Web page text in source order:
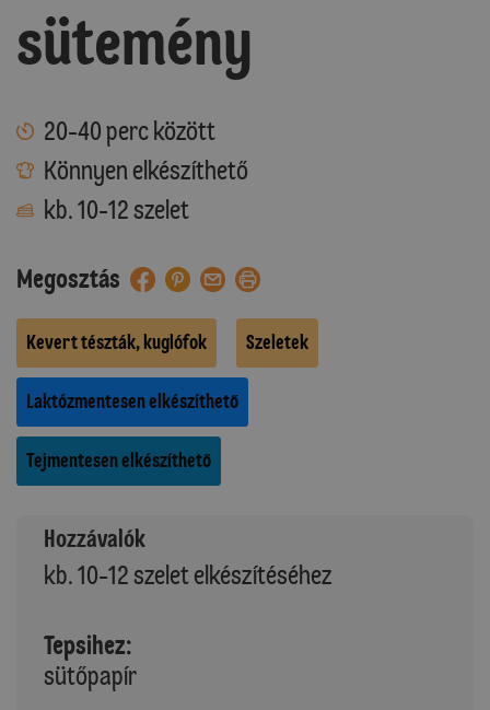
sütemény
20-40 perc között
Könnyen elkészíthető
kb. 10-12 szelet
Megosztás
Kevert tészták, kuglófok Szeletek
Laktózmentesen elkészíthető
Tejmentesen elkészíthető
Hozzávalók
kb. 10-12 szelet elkészítéséhez
Tepsihez:
sütőpapír